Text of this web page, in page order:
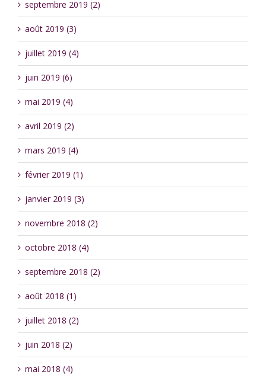
septembre 2019 (2)
août 2019 (3)
juillet 2019 (4)
juin 2019 (6)
mai 2019 (4)
avril 2019 (2)
mars 2019 (4)
février 2019 (1)
janvier 2019 (3)
novembre 2018 (2)
octobre 2018 (4)
septembre 2018 (2)
août 2018 (1)
juillet 2018 (2)
juin 2018 (2)
mai 2018 (4)